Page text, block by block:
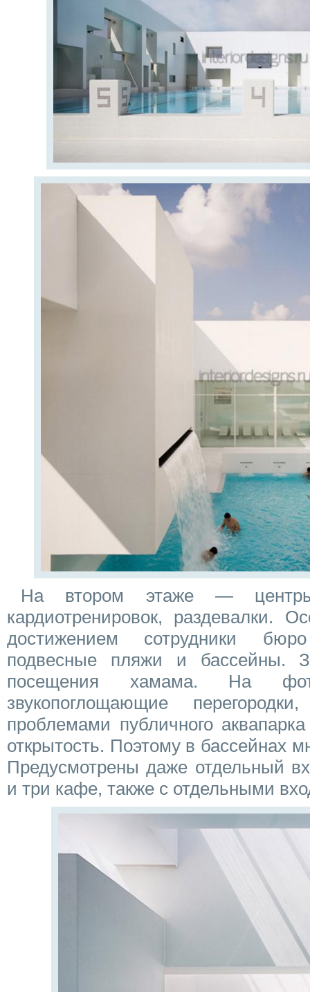
На втором этаже —
кардиотренировок, раздевалки.
достижением сотрудники
подвесные пляжи и бассейны.
посещения хамама. На
звукопоглощающие
проблемами публичного
открытость. Поэтому в бассейнах
Предусмотрены даже отдельный
и три кафе, также с отдельными